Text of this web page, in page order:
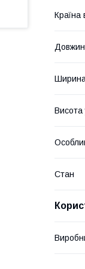
Країна
Ширина
Висота
Стан